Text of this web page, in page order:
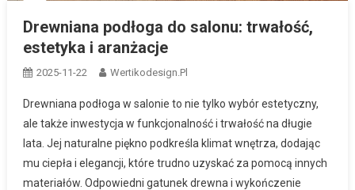
Drewniana podłoga do salonu: trwałość,
estetyka i aranżacje
2025-11-22 Wertikodesign.pl
Drewniana podłoga w salonie to nie tylko wybór estetyczny,
ale także inwestycja w funkcjonalność i trwałość na długie
lata. Jej naturalne piękno podkreśla klimat wnętrza, dodając
mu ciepła i elegancji, które trudno uzyskać za pomocą innych
materiałów. Odpowiedni gatunek drewna i wykończenie